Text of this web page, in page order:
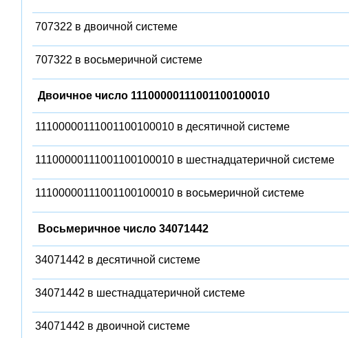
707322 в двоичной системе
707322 в восьмеричной системе
Двоичное число 11100000111001100100010
11100000111001100100010 в десятичной системе
11100000111001100100010 в шестнадцатеричной системе
11100000111001100100010 в восьмеричной системе
Восьмеричное число 34071442
34071442 в десятичной системе
34071442 в шестнадцатеричной системе
34071442 в двоичной системе